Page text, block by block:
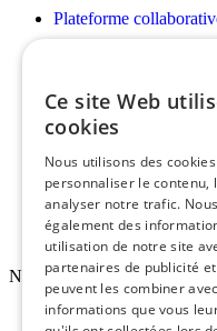
Plateforme
Déclarations
Facturation des
Déclaration e-
Nos services
Ce site Web
cookies
Nous utilisons des
personnaliser le contenu,
analyser notre trafic.
également des
utilisation de notre site
partenaires de publicité
peuvent les combiner
informations que vous